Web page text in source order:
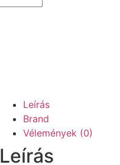
Leírás
Brand
Vélemények (0)
Leírás